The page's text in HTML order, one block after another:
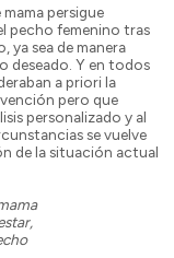
persigue
pecho femenino tras
ya sea de manera
deseado. Y en todos
a priori la
pero que
personalizado y al
se vuelve
de la situación actual